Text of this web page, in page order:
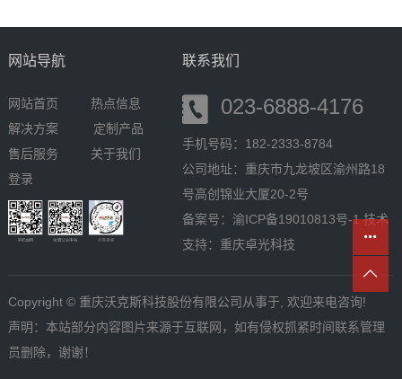
网站导航
网站首页
热点信息
解决方案
定制产品
售后服务
关于我们
登录
联系我们
023-6888-4176
手机号码：182-2333-8784
公司地址：重庆市九龙坡区渝州路18
号高创锦业大厦20-2号
备案号： 渝ICP备19010813号-1技术
支持： 重庆卓光科技
Copyright © 重庆沃克斯科技股份有限公司从事于, 欢迎来电咨询!
声明：本站部分内容图片来源于互联网，如有侵权抓紧时间联系管理
员删除，谢谢！